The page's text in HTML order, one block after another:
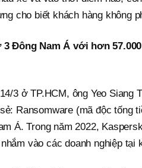
cho biết khách hàng không
Đông Nam Á với hơn
3 ở TP.HCM, ông Yeo Siang
Ransomware (mã độc tống
Á. Trong năm 2022,
vào các doanh nghiệp tại